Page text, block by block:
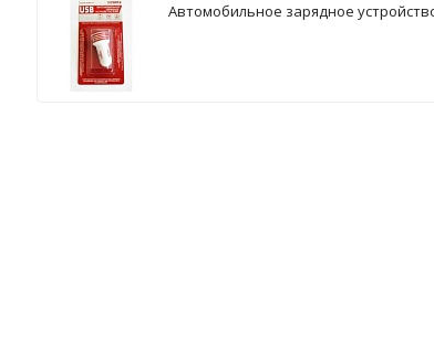
Автомобильное зарядное